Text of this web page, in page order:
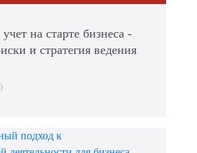
на старте бизнеса -
и стратегия ведения